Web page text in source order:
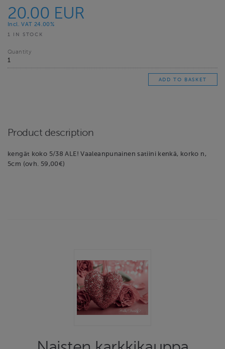
20.00 EUR
Incl. VAT 24.00%
1 IN STOCK
Quantity
Product description
kengät koko 5/38 ALE! Vaaleanpunainen satiini kenkä, korko n,
5cm (ovh. 59,00€)